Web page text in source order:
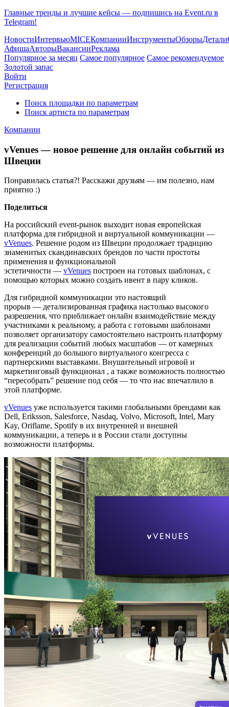
Главные тренды и лучшие кейсы — подпишись на Event.ru в
Telegram!
НовостиИнтервьюMICEКомпанииИнструментыОбзорыДетали
АфишаАвторыВакансииРеклама
Популярное за месяц Самое популярное Самое рекомендуемое
Золотой запас
Войти
Регистрация
Поиск площадки по параметрам
Поиск артиста по параметрам
Компании
vVenues — новое решение для онлайн событий из
Швеции
Понравилась статья?! Расскажи друзьям — им полезно, нам
приятно :)
Поделиться
На российский event-рынок выходит новая европейская
платформа для гибридной и виртуальной коммуникации —
vVenues. Решение родом из Швеции продолжает традицию
знаменитых скандинавских брендов по части простоты
применения и функциональной
эстетичности — vVenues построен на готовых шаблонах, с
помощью которых можно создать ивент в пару кликов.
Для гибридной коммуникации это настоящий
прорыв — детализированная графика настолько высокого
разрешения, что приближает онлайн взаимодействие между
участниками к реальному, а работа с готовыми шаблонами
позволяет организатору самостоятельно настроить платформу
для реализации событий любых масштабов — от камерных
конференций до большого виртуального конгресса с
партнерскими выставками. Внушительный игровой и
маркетинговый функционал , а также возможность полностью
“пересобрать” решение под себя — то что нас впечатлило в
этой платформе.
vVenues уже используется такими глобальными брендами как
Dell, Eriksson, Salesforce, Nasdaq, Volvo, Microsoft, Intel, Mary
Kay, Oriflame, Spotify в их внутренней и внешней
коммуникации, а теперь и в России стали доступны
возможности платформы.